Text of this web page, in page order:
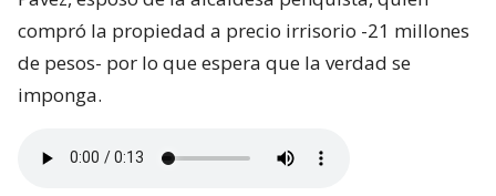
compró la propiedad a precio irrisorio -21 millones
de pesos- por lo que espera que la verdad se
imponga.